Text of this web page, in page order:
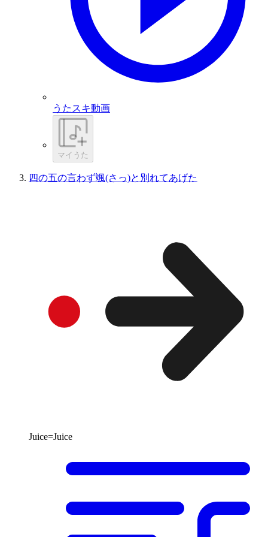
うたスキ動画
マイうた
四の五の言わず颯(さっ)と別れてあげた
Juice=Juice